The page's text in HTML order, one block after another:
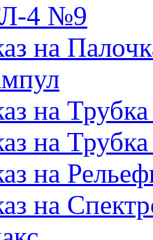
4 №9
на
на
на
на
на